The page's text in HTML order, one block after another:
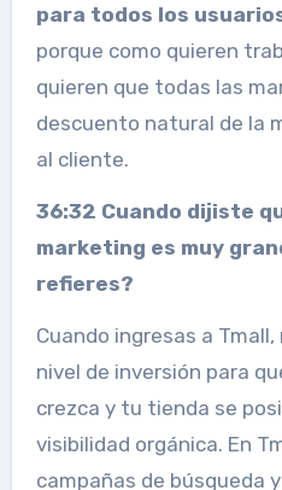
para todos los
porque como quieren
quieren que todas las
descuento natural de la
al cliente.
36:32 Cuando dijiste
marketing es muy
refieres?
Cuando ingresas a
nivel de inversión para
crezca y tu tienda se
visibilidad orgánica. En
campañas de búsqueda